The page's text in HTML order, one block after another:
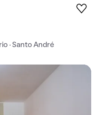
· Santo André